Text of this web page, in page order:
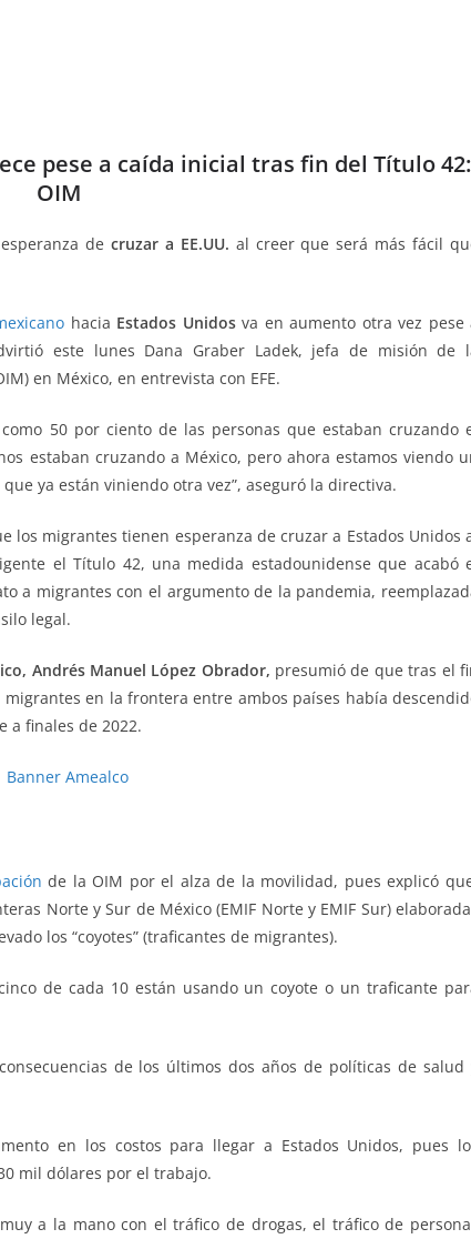
pese a caída inicial tras fin del Título 42:
OIM
decruzar a EE.UU. al creer que será más fácil
hacia Estados Unidosva en aumento otra vez pese
este lunes Dana Graber Ladek, jefa de misión de
en México, en entrevista con EFE.
50 por ciento de las personas que estaban cruzando
estaban cruzando a México, pero ahora estamos viendo
ya están viniendo otra vez”, aseguró la directiva.
los migrantes tienen esperanza de cruzar a Estados Unidos
el Título 42, una medida estadounidense que acabó
a migrantes con el argumento de la pandemia,
legal.
Andrés Manuel López Obrador, presumió de que tras el
en la frontera entre ambos países había
a finales de 2022.
de la OIM por el alza de la movilidad, pues explicó
Norte y Sur de México (EMIF Norte y EMIF Sur)
los “coyotes” (traficantes de migrantes).
de cada 10 están usando un coyote o un traficante
de los últimos dos años de políticas de salud
en los costos para llegar a Estados Unidos, pues
mil dólares por el trabajo.
a la mano con el tráfico de drogas, el tráfico de